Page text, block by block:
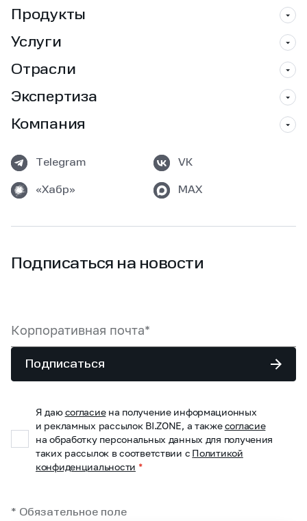
Продукты
Услуги
Отрасли
Экспертиза
Компания
Telegram VK
«Хабр» MAX
Подписаться на новости
Подписаться
Я даюсогласиена получение информационных
и рекламных рассылок BI.ZONE, а такжесогласие
на обработку персональных данных для получения
таких рассылок в соответствии с Политикой
конфиденциальности *
* Обязательное поле